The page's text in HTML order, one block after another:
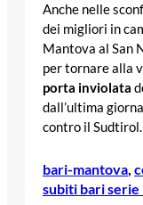
Anche nelle
dei migliori in
Mantova al San
per tornare alla
porta inviolata
dall’ultima
contro il Sudtirol.
bari-mantova,
subiti bari serie